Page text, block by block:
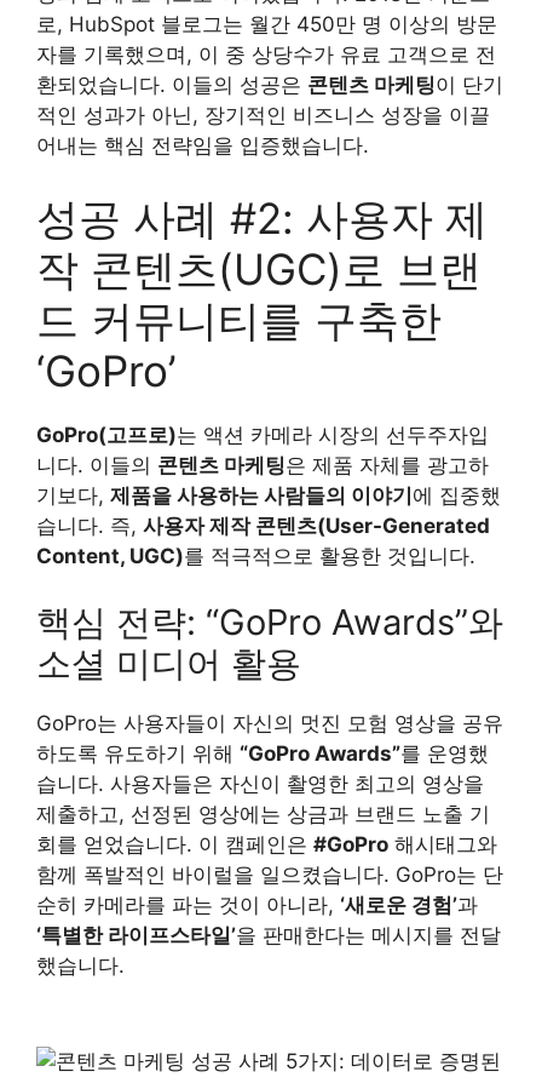
로, HubSpot 블로그는 월간 450만 명 이상의 방문
자를 기록했으며, 이 중 상당수가 유료 고객으로 전
환되었습니다. 이들의 성공은 콘텐츠 마케팅이 단기
적인 성과가 아닌, 장기적인 비즈니스 성장을 이끌
어내는 핵심 전략임을 입증했습니다.
성공 사례 #2: 사용자 제
작 콘텐츠(UGC)로 브랜
드 커뮤니티를 구축한
‘GoPro’
GoPro(고프로)는 액션 카메라 시장의 선두주자입
니다. 이들의 콘텐츠 마케팅은 제품 자체를 광고하
기보다, 제품을 사용하는 사람들의 이야기에 집중했
습니다. 즉, 사용자 제작 콘텐츠(User-Generated
Content, UGC)를 적극적으로 활용한 것입니다.
핵심 전략: “GoPro Awards”와
소셜 미디어 활용
GoPro는 사용자들이 자신의 멋진 모험 영상을 공유
하도록 유도하기 위해 “GoPro Awards”를 운영했
습니다. 사용자들은 자신이 촬영한 최고의 영상을
제출하고, 선정된 영상에는 상금과 브랜드 노출 기
회를 얻었습니다. 이 캠페인은 #GoPro 해시태그와
함께 폭발적인 바이럴을 일으켰습니다. GoPro는 단
순히 카메라를 파는 것이 아니라, ‘새로운 경험’과
‘특별한 라이프스타일’을 판매한다는 메시지를 전달
했습니다.